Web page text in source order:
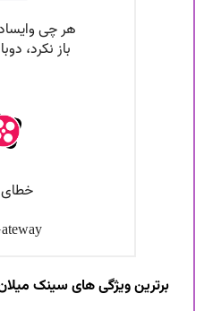
برترین ویژگی های سینک